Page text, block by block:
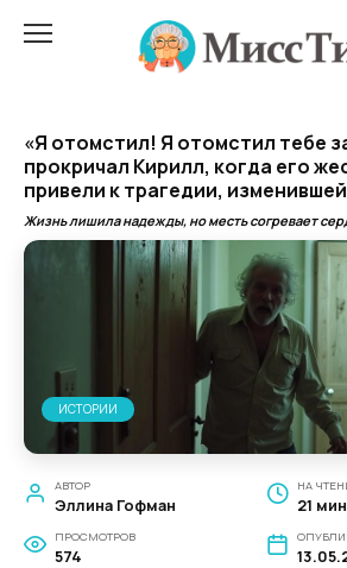
«Я отомстил! Я отомстил тебе
прокричал Кирилл, когда его
привели к трагедии,
Жизнь лишила надежды, но месть согревает
ИСТОРИИ
АВТОР
Эллина Гофман
НА
21 мин
ПРОСМОТРОВ
574